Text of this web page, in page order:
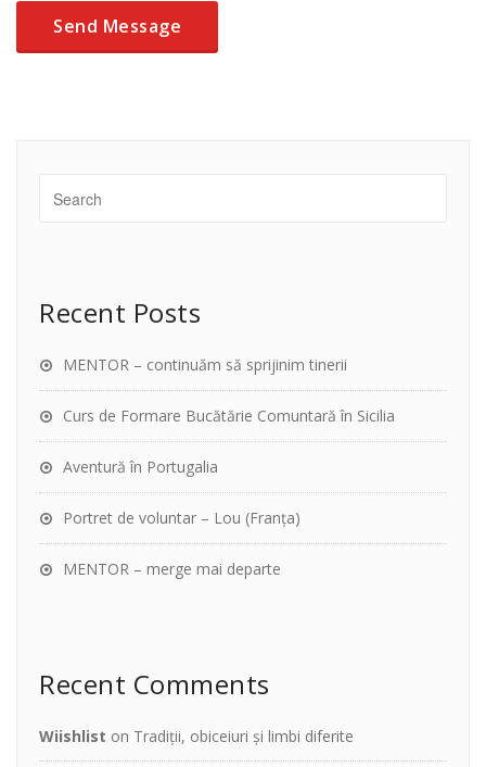
Recent Posts
MENTOR – continuăm să sprijinim tinerii
Curs de Formare Bucătărie Comuntară în Sicilia
Aventură în Portugalia
Portret de voluntar – Lou (Franța)
MENTOR – merge mai departe
Recent Comments
Wiishlist on Tradiții, obiceiuri și limbi diferite